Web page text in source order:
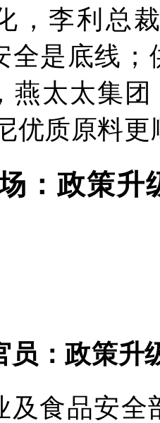
，李利总
全是底线
燕太太集团
优质原料
：政策升
员：政策升
及食品安